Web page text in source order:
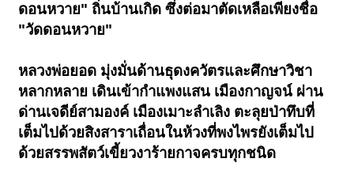
ดอนหวาย" ถิ่นบ้านเกิด ซึ่งต่อมาตัดเหลือเพียงชื่อ
"วัดดอนหวาย"
หลวงพ่อยอด มุ่งมั่นด้านธุดงควัตรและศึกษาวิชา
หลากหลาย เดินเข้ากำแพงแสน เมืองกาญจน์ ผ่าน
ด่านเจดีย์สามองค์ เมืองเมาะลำเลิง ตะลุยป่าทึบที่
เต็มไปด้วยสิงสาราเถื่อนในห้วงที่พงไพรยังเต็มไป
ด้วยสรรพสัตว์เขี้ยวงาร้ายกาจครบทุกชนิด